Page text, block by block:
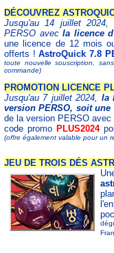
DÉCOUVREZ
Jusqu'au 14 juillet 2024,
PERSO avec la licence
une licence de 12 mois
offerts !AstroQuick 7.8
toute nouvelle souscription,
commande)
PROMOTION LICENCE
Jusqu'au 7 juillet 2024, la
version PERSO, soit
de la version PERSO
code promo PLUS2024
(offre également valable pour un
JEU DE TROIS DÉS